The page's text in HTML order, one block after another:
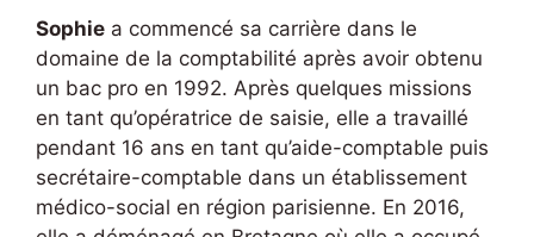
Sophie a commencé sa carrière dans le
domaine de la comptabilité après avoir obtenu
un bac pro en 1992. Après quelques missions
en tant qu’opératrice de saisie, elle a travaillé
pendant 16 ans en tant qu’aide-comptable puis
secrétaire-comptable dans un établissement
médico-social en région parisienne. En 2016,